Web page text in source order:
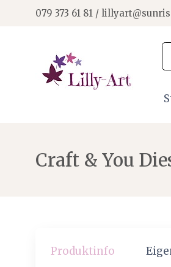
079 373 61 81 /
Craft & You
Produktinfo